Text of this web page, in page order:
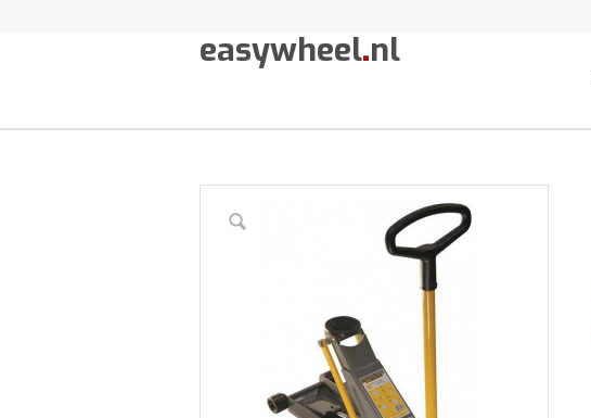
easywheel.nl